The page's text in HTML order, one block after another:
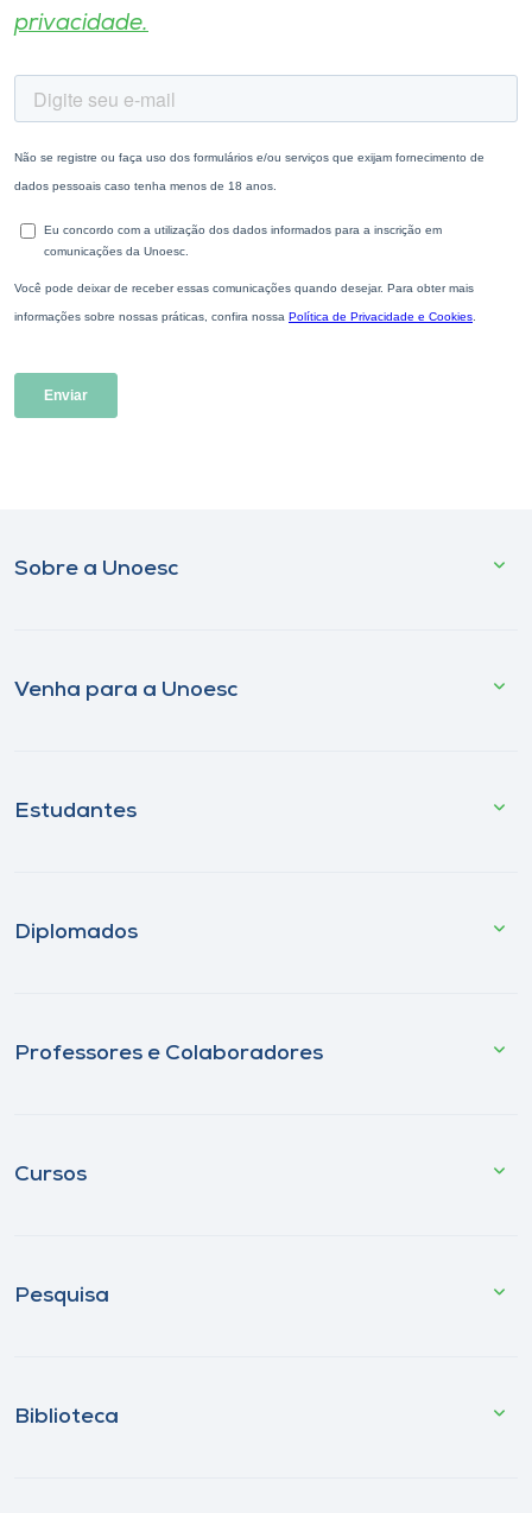
privacidade.
Sobre a Unoesc
Venha para a Unoesc
Estudantes
Diplomados
Professores e Colaboradores
Cursos
Pesquisa
Biblioteca